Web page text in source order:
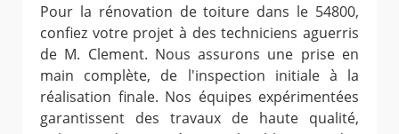
Pour la rénovation de toiture dans le 54800,
confiez votre projet à des techniciens aguerris
de M. Clement. Nous assurons une prise en
main complète, de l'inspection initiale à la
réalisation finale. Nos équipes expérimentées
garantissent des travaux de haute qualité,